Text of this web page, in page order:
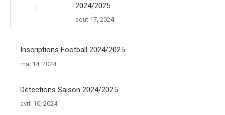
2024/2025
août 17, 2024
Inscriptions Football 2024/2025
mai 14, 2024
Détections Saison 2024/2025
avril 10, 2024